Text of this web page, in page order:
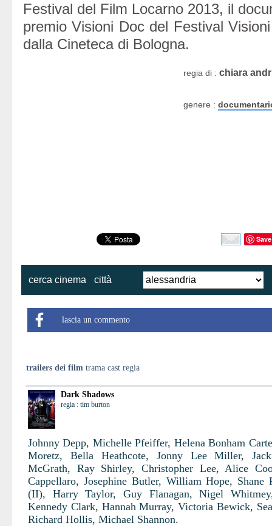
Festival del Film Locarno 2013, il
premio Visioni Doc del Festival
dalla Cineteca di Bologna.
regia di : chiara
genere :
Save
cerca cinema città
lascia un commento
trailers dei film trama cast regia
Dark Shadows
regia : tim burton
Johnny Depp, Michelle Pfeiffer, Helena Bonham
Moretz, Bella Heathcote, Jonny Lee Miller,
McGrath, Ray Shirley, Christopher Lee, Alice
Cappellaro, Josephine Butler, William Hope, Shane
(II), Harry Taylor, Guy Flanagan, Nigel
Kennedy Clark, Hannah Murray, Victoria Bewick,
Richard Hollis, Michael Shannon.